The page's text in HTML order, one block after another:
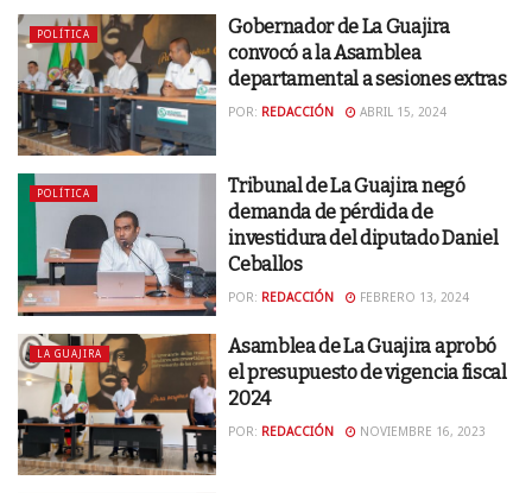
POLÍTICA
Gobernador de La Guajira
convocó a la Asamblea
departamental a sesiones extras
POR: REDACCIÓN ABRIL 15, 2024
POLÍTICA
Tribunal de La Guajira negó
demanda de pérdida de
investidura del diputado Daniel
Ceballos
POR: REDACCIÓN FEBRERO 13, 2024
LA GUAJIRA
Asamblea de La Guajira aprobó
el presupuesto de vigencia fiscal
2024
POR: REDACCIÓN NOVIEMBRE 16, 2023